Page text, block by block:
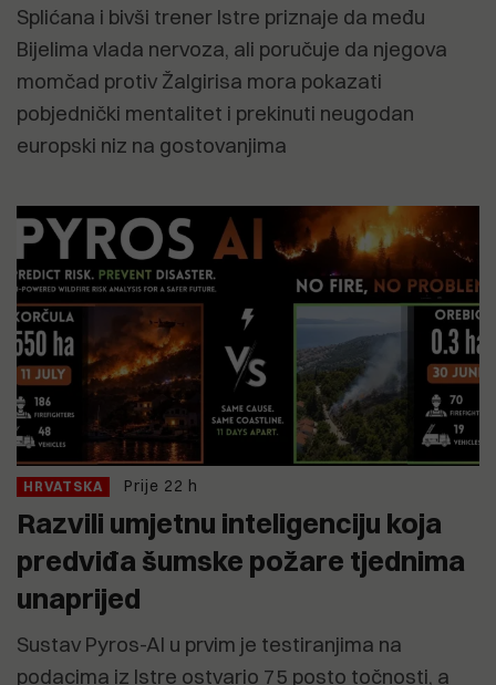
Splićana i bivši trener Istre priznaje da među
Bijelima vlada nervoza, ali poručuje da njegova
momčad protiv Žalgirisa mora pokazati
pobjednički mentalitet i prekinuti neugodan
europski niz na gostovanjima
HRVATSKA Prije 22 h
Razvili umjetnu inteligenciju koja
predviđa šumske požare tjednima
unaprijed
Sustav Pyros-AI u prvim je testiranjima na
podacima iz Istre ostvario 75 posto točnosti, a